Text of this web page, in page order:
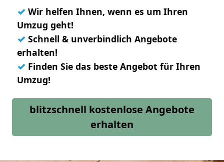
✓ Wir helfen Ihnen, wenn es um Ihren
Umzug geht!
✓ Schnell & unverbindlich Angebote
erhalten!
✓ Finden Sie das beste Angebot für Ihren
Umzug!
blitzschnell kostenlose Angebote
erhalten